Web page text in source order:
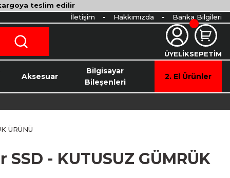
kargoya teslim edilir
İletişim Hakkımızda Banka Bilgileri
ÜYELİKSEPETİM
Aksesuar
Bilgisayar
Bileşenleri
2. El Ürünler
ÜRÜNÜ
- KUTUSUZ GÜMRÜK